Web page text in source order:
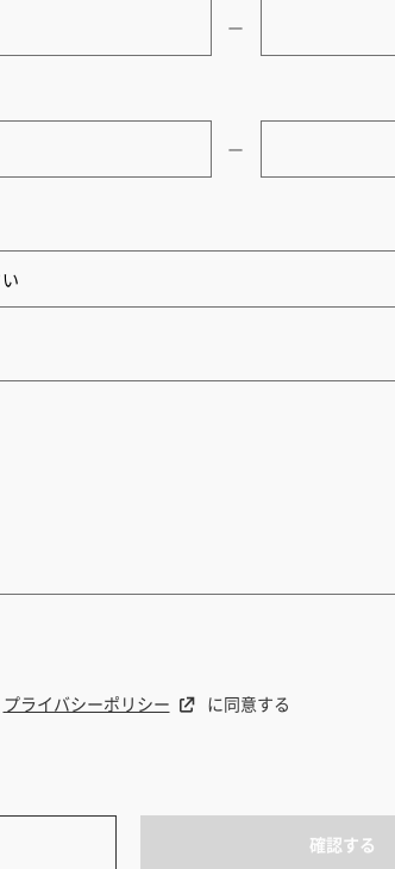
ー
ー
プライバシーポリシー に同意する
確認する